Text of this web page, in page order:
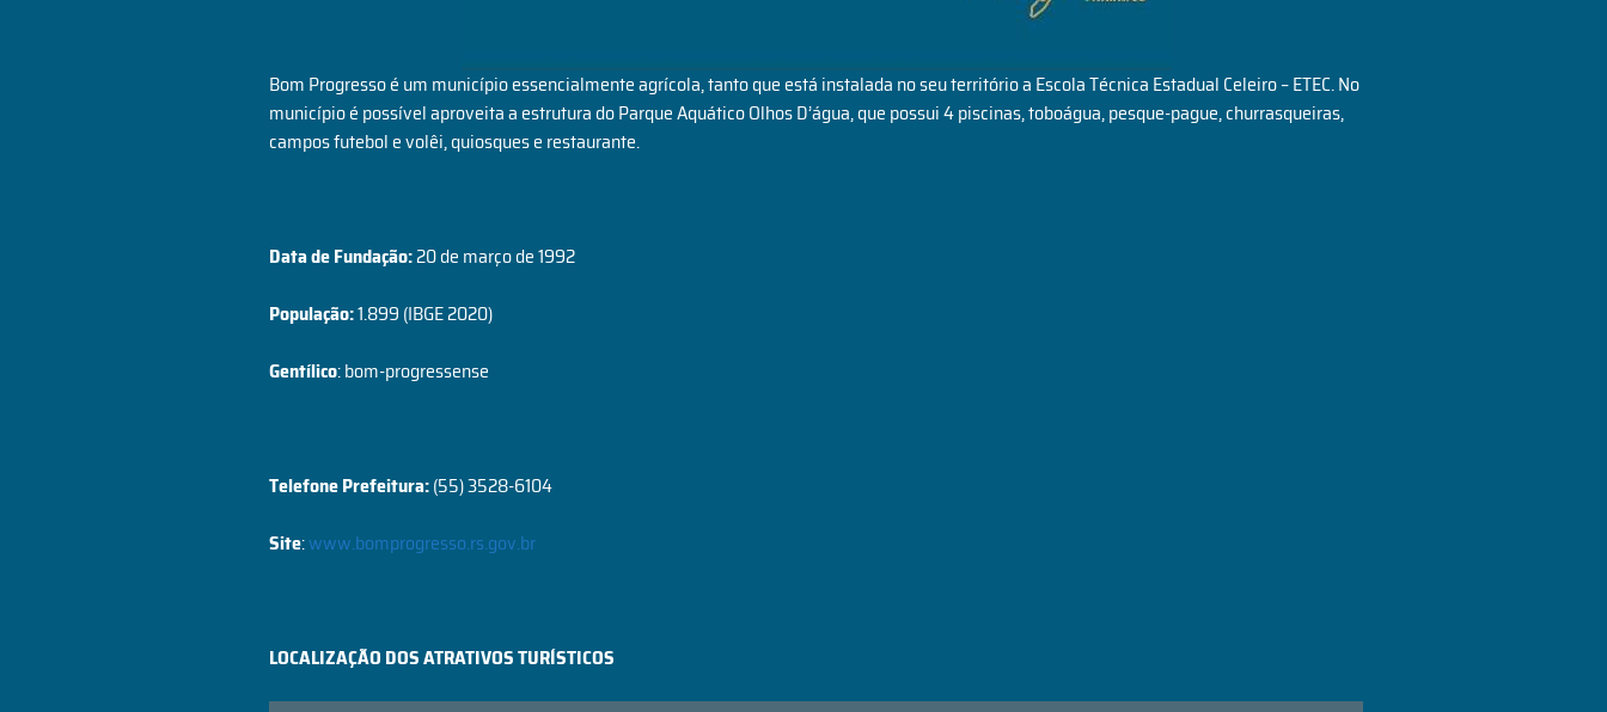
Bom Progresso é um município essencialmente agrícola, tanto que está instalada no seu território a Escola Técnica Estadual Celeiro – ETEC. No
município é possível aproveita a estrutura do Parque Aquático Olhos D’água, que possui 4 piscinas, toboágua, pesque-pague, churrasqueiras,
campos futebol e volêi, quiosques e restaurante.
Data de Fundação:20 de março de 1992
População:1.899 (IBGE 2020)
Gentílico: bom-progressense
Telefone Prefeitura:(55) 3528-6104
Site:www.bomprogresso.rs.gov.br
LOCALIZAÇÃO DOS ATRATIVOS TURÍSTICOS